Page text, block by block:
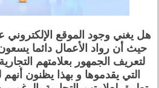
هل يغني وجود الموقع
حيث أن رواد الأعمال دائما
لتعريف الجمهور بعلامتهم
التي يقدموها و بهذا يظنون